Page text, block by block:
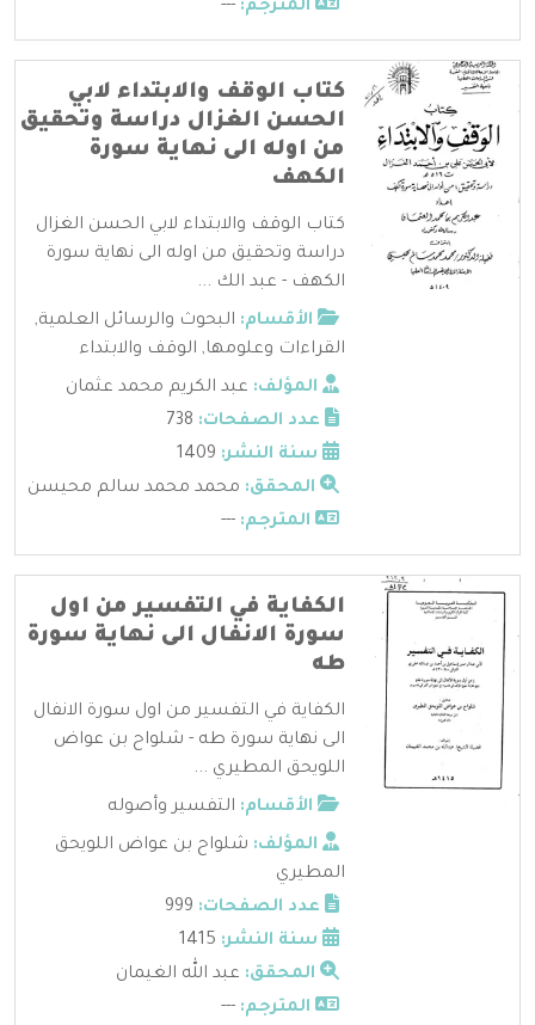
المترجم: ---
كتاب الوقف والابتداء لابي
الحسن الغزال دراسة وتحقيق
من اوله الى نهاية سورة
الكهف
كتاب الوقف والابتداء لابي الحسن الغزال
دراسة وتحقيق من اوله الى نهاية سورة
الكهف - عبد الك ...
الأقسام: البحوث والرسائل العلمية,
القراءات وعلومها, الوقف والابتداء
المؤلف: عبد الكريم محمد عثمان
عدد الصفحات:
سنة النشر:
المحقق: محمد محمد سالم محيسن
المترجم: ---
الكفاية في التفسير من اول
سورة الانفال الى نهاية سورة
طه
الكفاية في التفسير من اول سورة الانفال
الى نهاية سورة طه - شلواح بن عواض
اللويحق المطيري ...
الأقسام: التفسير وأصوله
المؤلف: شلواح بن عواض اللويحق
المطيري
عدد الصفحات:
سنة النشر:
المحقق: عبد الله الغيمان
المترجم: ---